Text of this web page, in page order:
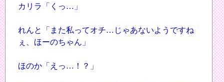
カリラ「くっ…」
れんと「また私ってオチ…じゃあないようですね
ぇ、ほーのちゃん」
ほのか「えっ…！？」